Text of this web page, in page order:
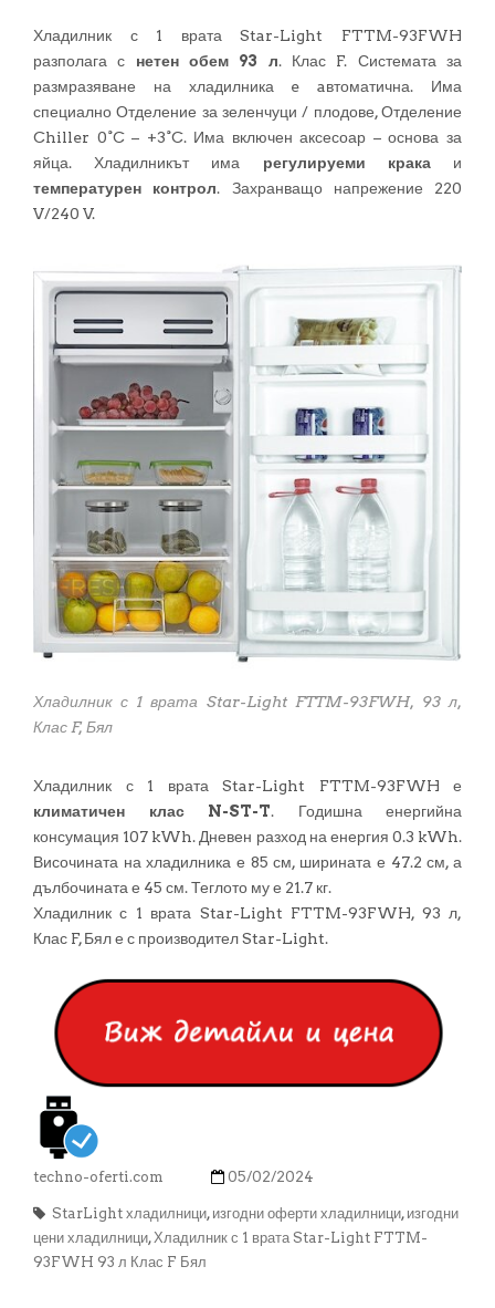
Хладилник с 1 врата Star-Light FTTM-93FWH
разполага с нетен обем 93 л. Клас F. Системата за
размразяване на хладилника e aвтоматична. Има
специално Отделение за зеленчуци / плодове, Отделение
Chiller 0°C – +3°C. Има включен аксесоар – основа за
яйца. Хладилникът има регулируеми кракаи
температурен контрол. Захранващо напрежение 220
V/240 V.
Хладилник с 1 врата Star-Light FTTM-93FWH, 93 л,
Клас F, Бял
Хладилник с 1 врата Star-Light FTTM-93FWH е
климатичен клас N-ST-T. Годишна енергийна
консумация 107 kWh. Дневен разход на енергия 0.3 kWh.
Височината на хладилника е 85 см, ширината е 47.2 см, а
дълбочината е 45 см. Теглото му е 21.7 кг.
Хладилник с 1 врата Star-Light FTTM-93FWH, 93 л,
Клас F, Бял е с производител Star-Light.
techno-oferti.com 05/02/2024
StarLight хладилници, изгодни оферти хладилници, изгодни
цени хладилници, Хладилник с 1 врата Star-Light FTTM-
93FWH 93 л Клас F Бял